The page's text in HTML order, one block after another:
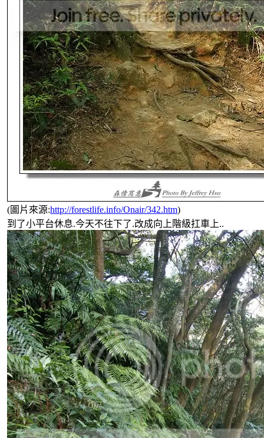
(圖片來源:http://forestlife.info/Onair/342.htm)
到了小平台休息.今天不往下了.改成向上階級扛車上..